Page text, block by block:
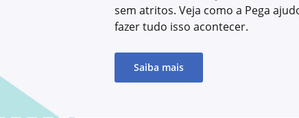
sem atritos. Veja como a Pega
fazer tudo isso acontecer.
Saiba mais